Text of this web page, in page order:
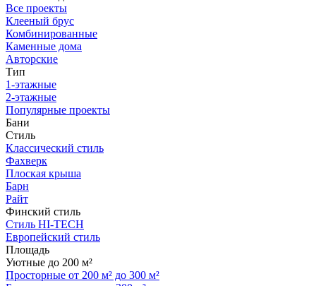
Все проекты
Клееный брус
Комбинированные
Каменные дома
Авторские
Тип
1-этажные
2-этажные
Популярные проекты
Бани
Стиль
Классический стиль
Фахверк
Плоская крыша
Барн
Райт
Финский стиль
Стиль HI-TECH
Европейский стиль
Площадь
Уютные до 200 м²
Просторные от 200 м² до 300 м²